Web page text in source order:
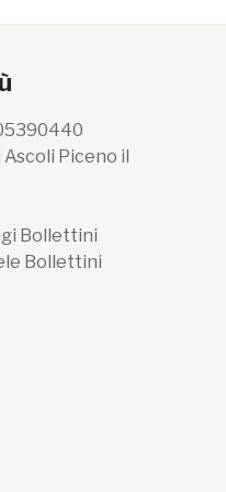
Piceno il
Bollettini
Bollettini